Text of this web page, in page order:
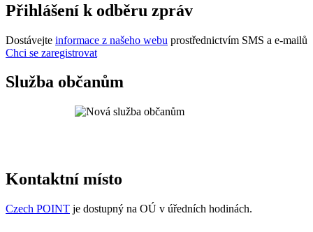
Přihlášení k odběru zpráv
Dostávejte informace z našeho webu prostřednictvím SMS a e-mailů
Chci se zaregistrovat
Služba občanům
Kontaktní místo
Czech POINT je dostupný na OÚ v úředních hodinách.